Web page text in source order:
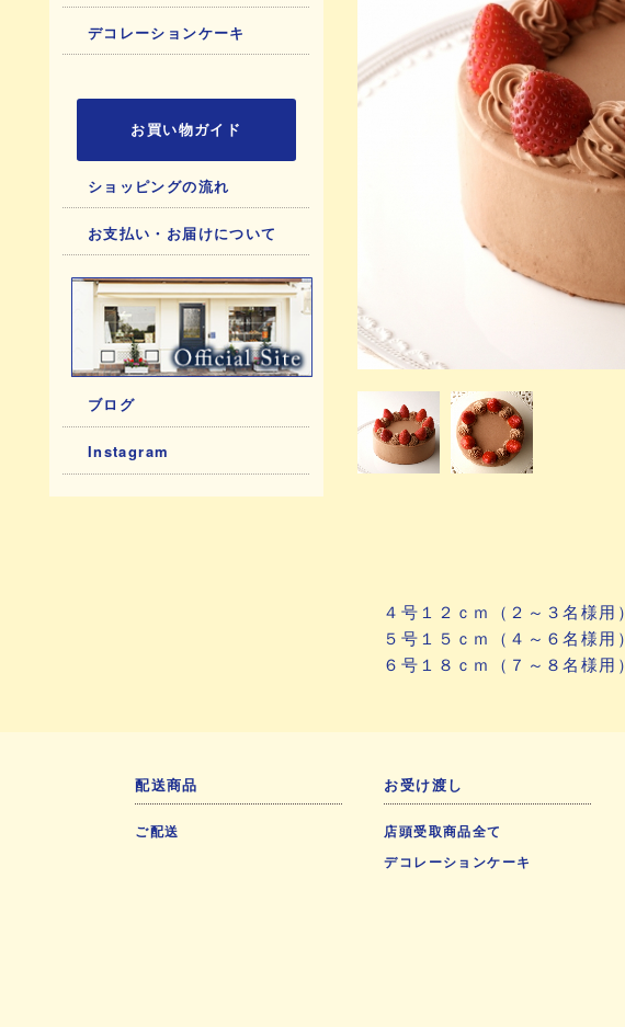
デコレーションケーキ
お買い物ガイド
ショッピングの流れ
お支払い・お届けについて
ブログ
Instagram
４号１２ｃｍ（２～３名様用）
５号１５ｃｍ（４～６名様用）
６号１８ｃｍ（７～８名様用）
配送商品
ご配送
お受け渡し
店頭受取商品全て
デコレーションケーキ